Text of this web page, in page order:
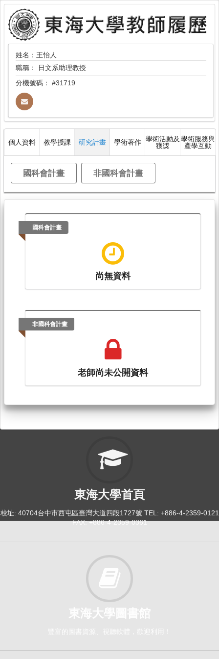
姓名：王怡人
職稱：
日文系助理教授
分機號碼： #31719
個人資料 教學授課 研究計畫 學術著作 學術活動及
獲獎
學術服務與
產學互動
國科會計畫 非國科會計畫
國科會計畫
尚無資料
非國科會計畫
老師尚未公開資料
東海大學首頁
校址: 40704台中市西屯區臺灣大道四段1727號 TEL: +886-4-2359-0121
FAX: +886-4-2359-0361
東海大學圖書館
豐富的圖書資源、視聽軟體，歡迎利用！